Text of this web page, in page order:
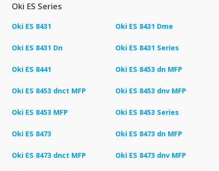
Oki ES Series
Oki ES 8431 Oki ES 8431 Dme
Oki ES 8431 Dn Oki ES 8431 Series
Oki ES 8441 Oki ES 8453 dn MFP
Oki ES 8453 dnct MFP Oki ES 8453 dnv MFP
Oki ES 8453 MFP Oki ES 8453 Series
Oki ES 8473 Oki ES 8473 dn MFP
Oki ES 8473 dnct MFP Oki ES 8473 dnv MFP